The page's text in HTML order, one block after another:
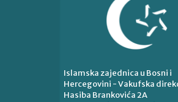
Islamska zajednica u Bosni i
Hercegovini - Vakufska
Hasiba Brankovića 2A